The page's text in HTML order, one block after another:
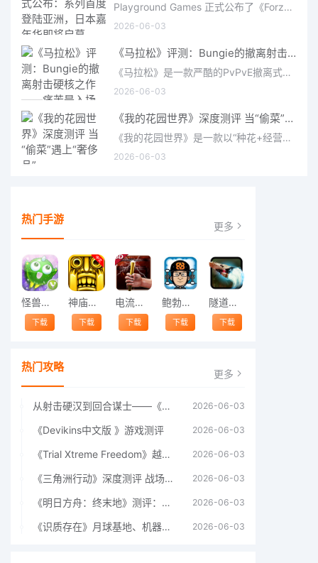
Playground Games 正式公布了《Forza Horizon 6》，这次备受赞誉的地平线嘉年华将首次驶入亚洲，落户日本。玩家
2026-06-03
《马拉松》评测：Bungie的撤离射击硬核之作——痛苦是入场券，回报是顶级的
《马拉松》是一款严酷的PvPvE撤离式射击游戏，现已登陆PS5、Xbox Series X/S和PC。它继承了Bungie上世纪90年
2026-06-03
《我的花园世界》深度测评 当“偷菜”遇上“奢侈品”
《我的花园世界》是一款以“种花+经营+社交”为核心的模拟经营类手游。游戏将玩家置于一个古风花园环境中，扮
2026-06-03
热门手游 更多
怪兽跳跃
下载
神庙逃亡中文版
下载
电流急急棒
下载
鲍勃的梦境
下载
隧道逃脱
下载
热门攻略 更多
从射击硬汉到回合谋士——《战争机器：战略版》如何演绎另一位猛男的传奇 2026-06-03
《Devikins中文版 》游戏测评 2026-06-03
《Trial Xtreme Freedom》越野摩托车测评总结 2026-06-03
《三角洲行动》深度测评 战场上的野心与裂痕 2026-06-03
《明日方舟：终末地》测评：于荒芜之中，重建文明 2026-06-03
《识质存在》月球基地、机器人女孩多年来最佳射击游戏 2026-06-03